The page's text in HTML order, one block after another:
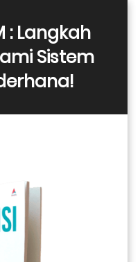
: Langkah
Sistem